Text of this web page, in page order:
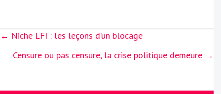
Posts
← Niche LFI : les leçons d’un blocage
Censure ou pas censure, la crise politique demeure →